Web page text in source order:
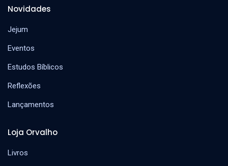
Loja Orvalho
Livros
Novidades
Jejum
Eventos
Estudos Bíblicos
Reflexões
Lançamentos